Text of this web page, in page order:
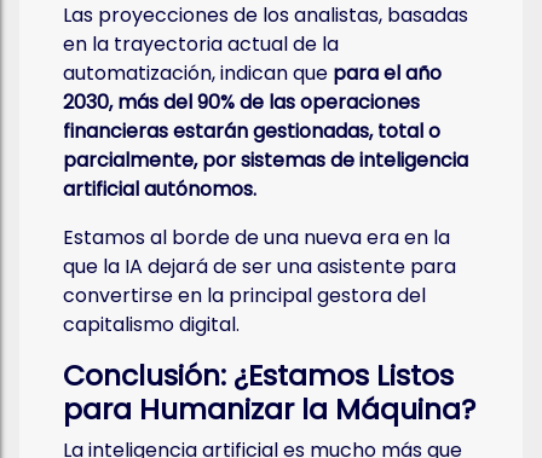
Las proyecciones de los analistas, basadas
en la trayectoria actual de la
automatización, indican que para el año
2030, más del 90% de las operaciones
financieras estarán gestionadas, total o
parcialmente, por sistemas de inteligencia
artificial autónomos.
Estamos al borde de una nueva era en la
que la IA dejará de ser una asistente para
convertirse en la principal gestora del
capitalismo digital.
Conclusión: ¿Estamos Listos
para Humanizar la Máquina?
La inteligencia artificial es mucho más que